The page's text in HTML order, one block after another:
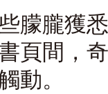
朦朧獲
頁間，
動。